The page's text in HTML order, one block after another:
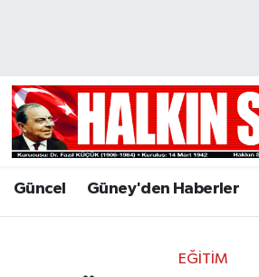
Güncel Güney'den Haberler
EĞİTİM
Hava Durumu
Trafik Durumu